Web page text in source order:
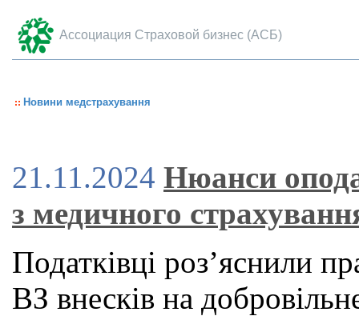
Ассоциация Страховой бизнес (АСБ)
Новини медстрахування
21.11.2024 Нюанси
з медичного
Податківці роз’яснили
ВЗ внесків на